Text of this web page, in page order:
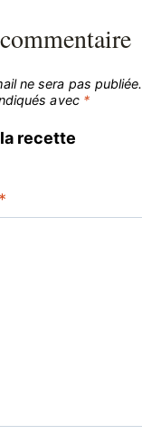
ne sera pas publiée.
avec *
recette
*